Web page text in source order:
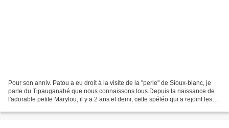
Pour son anniv. Patou a eu droit à la visite de la "perle" de Sioux-blanc, je
parle du Tipauganahé que nous connaissons tous.Depuis la naissance de
l'adorable petite Marylou, il y a 2 ans et demi, cette spéléo qui a rejoint les